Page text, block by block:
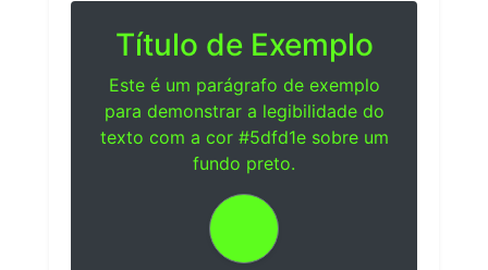
Título de Exemplo
Este é um parágrafo de exemplo
para demonstrar a legibilidade do
texto com a cor #5dfd1e sobre um
fundo preto.